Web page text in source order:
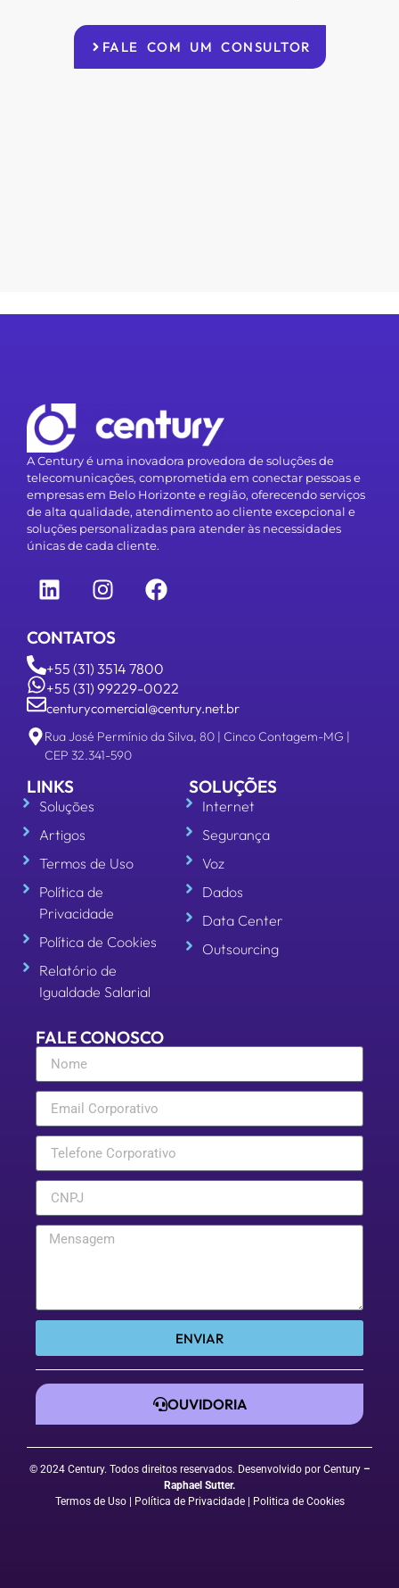
FALE COM UM CONSULTOR
A Century é uma inovadora provedora de soluções de
telecomunicações, comprometida em conectar pessoas e
empresas em Belo Horizonte e região, oferecendo serviços
de alta qualidade, atendimento ao cliente excepcional e
soluções personalizadas para atender às necessidades
únicas de cada cliente.
CONTATOS
+55 (31) 3514 7800
+55 (31) 99229-0022
centurycomercial@century.net.br
Rua José Permínio da Silva, 80 | Cinco Contagem-MG |
CEP 32.341-590
LINKS
Soluções
Artigos
Termos de Uso
Política de
Privacidade
Política de Cookies
Relatório de
Igualdade Salarial
SOLUÇÕES
Internet
Segurança
Voz
Dados
Data Center
Outsourcing
FALE CONOSCO
ENVIAR
OUVIDORIA
© 2024 Century. Todos direitos reservados. Desenvolvido por Century –
Raphael Sutter.
Termos de Uso
| Política de Privacidade| Politica de Cookies